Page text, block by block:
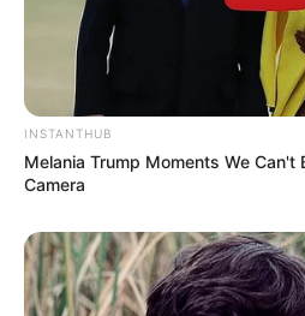
INSTANTHUB
Melania Trump Moments We Can't
Camera